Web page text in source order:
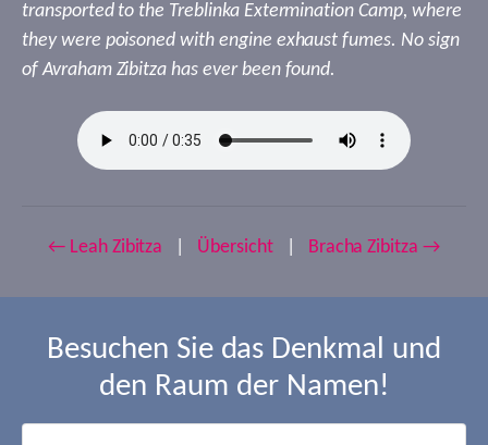
transported to the Treblinka Extermination Camp, where
they were poisoned with engine exhaust fumes. No sign
of Avraham Zibitza has ever been found.
← Leah Zibitza Übersicht Bracha Zibitza →
Besuchen Sie das Denkmal und
den Raum der Namen!